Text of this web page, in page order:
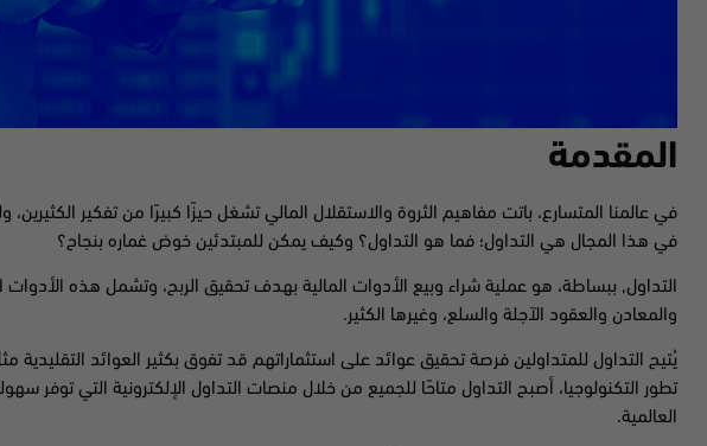
المقدمة
في عالمنا المتسارع، باتت مفاهيم الثروة والاستقلال المالي تشغل حيزًا كبيرًا من تفكير
في هذا المجال هي التداول؛ فما هو التداول؟ وكيف يمكن للمبتدئين خوض غماره بنجاح؟
التداول, ببساطة، هو عملية شراء وبيع الأدوات المالية بهدف تحقيق الربح، وتشمل هذه
والمعادن والعقود الآجلة والسلع، وغيرها الكثير.
يُتيح التداول للمتداولين فرصة تحقيق عوائد على استثماراتهم قد تفوق بكثير العوائد التقليدية
تطور التكنولوجيا، أصبح التداول متاحًا للجميع من خلال منصات التداول الإلكترونية التي توفر
العالمية.